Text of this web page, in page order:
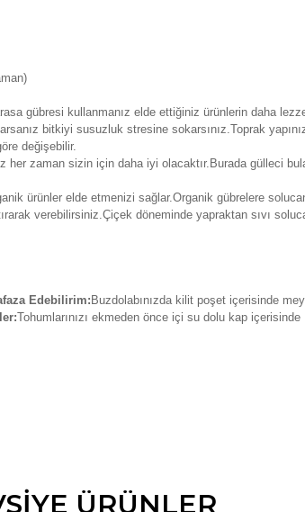
gübresi kullanmanız elde ettiğiniz ürünlerin daha
bitkiyi susuzluk stresine sokarsınız.Toprak
değişebilir.
her zaman sizin için daha iyi olacaktır.Burada gülleci
ürünler elde etmenizi sağlar.Organik gübrelere
verebilirsiniz.Çiçek döneminde yapraktan sıvı
Edebilirim: Buzdolabınızda kilit poşet içerisinde
Tohumlarınızı ekmeden önce içi su dolu kap
gördüğünüz noktaları öneri formunu
ÜRÜNLER